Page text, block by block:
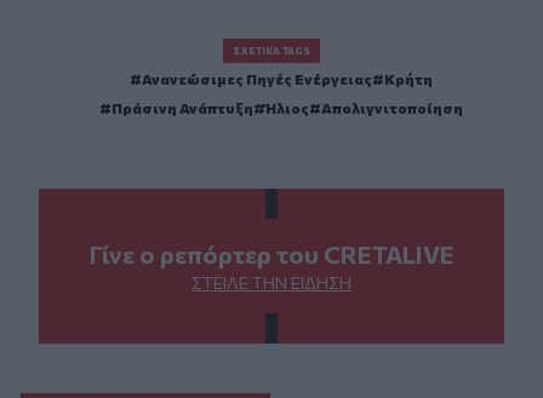
ΣΧΕΤΙΚΆ TAGS
Ανανεώσιμες Πηγές Ενέργειας
Κρήτη
Πράσινη Ανάπτυξη
Ήλιος Απολιγνιτοποίηση
Γίνε ο ρεπόρτερ του CRETALIVE
ΣΤΕΊΛΕ ΤΗΝ ΕΊΔΗΣΗ